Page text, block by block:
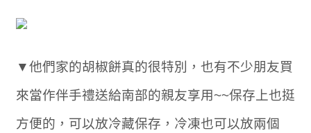
▼他們家的胡椒餅真的很特別，也有不少朋友買
來當作伴手禮送給南部的親友享用~~保存上也挺
方便的，可以放冷藏保存，冷凍也可以放兩個